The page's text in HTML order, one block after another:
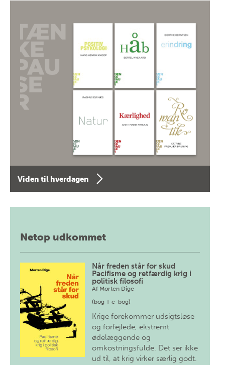
Viden til hverdagen
Netop udkommet
Når freden står for skud
Pacifisme og retfærdig krig i
politisk filosofi
Af Morten Dige
(bog + e-bog)
Krige forekommer udsigtsløse
og forfejlede, ekstremt
ødelæggende og
omkostningsfulde. Det ser ikke
ud til, at krig virker særlig godt.